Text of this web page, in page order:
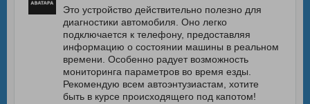
Это устройство действительно полезно для
диагностики автомобиля. Оно легко
подключается к телефону, предоставляя
информацию о состоянии машины в реальном
времени. Особенно радует возможность
мониторинга параметров во время езды.
Рекомендую всем автоэнтузиастам, хотите
быть в курсе происходящего под капотом!